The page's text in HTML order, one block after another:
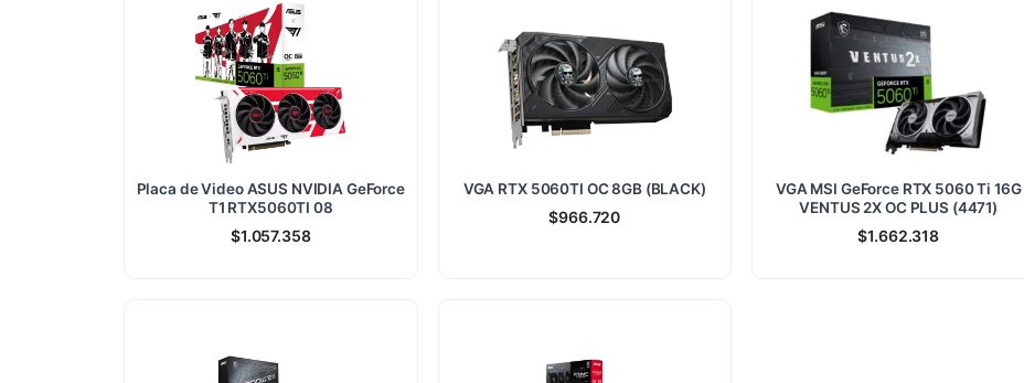
Placa de Video ASUS NVIDIA GeForce
T1 RTX5060TI 08
$1.057.358
VGA RTX 5060TI OC 8GB (BLACK)
$966.720
VGA MSI GeForce RTX 5060 Ti 16G
VENTUS 2X OC PLUS (4471)
$1.662.318